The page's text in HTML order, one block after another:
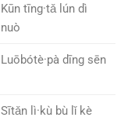
Kūn tīng·tǎ lún dì
nuò
Luōbótè·pà dīng sēn
Sītǎn lì·kù bù lǐ kè